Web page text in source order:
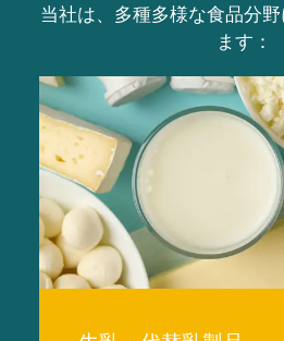
当社は、多種多様な食品分
ます：